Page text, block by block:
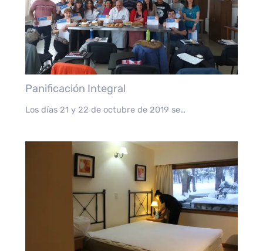
Panificación Integral
Los días 21 y 22 de octubre de 2019 se…